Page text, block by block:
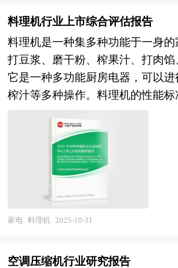
业发展规划的一个重要标志。中研
数据来源渠道，以及对规划结构的
最大限度的做到利用数据图表支撑
产业发展规划必须要具有较强的可
求规划必须要落脚到产业发展目录
有多年的产业研究经验，能够在
程中很好的将宏观的行业研究与微
合起来，让规划最终落脚到重点细
聚区和重点项目上。 时代走到今
为世界最热点的问题。世界上的各
外都共同讨论的主题是发展战略问
国家所走过的道路，我们从中应该
我们用什么样的眼光来看城市的发
战略是分层的，上到世界下到企业
大、市场研究最为深刻的行业研究
在公司多年研究结论的基础上，
的发展现状，通过公司资深研究团
讯进行整理分析，并且依托国家权
期市场监测的中研普华数据库，
暖器行业研究报告可以帮助投资者
市场现状，为投资者进行投资作出
挖掘投资价值，同时提出行业投资
等方面的建议。 本研究咨询报告
公司领衔撰写，在大量周密的市场
要依据了国家统计局、国家商务部
业信息中心、中国经济景气监测中
针对企业存在的特定问题给出相应
对于有意创业板上市的企业具有极
指导意义。
预警与情感陪伴价值的专业育儿科
质量发展、支撑生育友好型社会构
产业。 当前，中国母婴家电行业
动向技术驱动、从单品销售向场景
变革期。市场格局呈现"基础品类
品类爆发"的结构性分化，传统温
基础硬件增长放缓，而具备生物传
联网连接能力的健康管理类产品成
端，科学育儿支持成为决策首要考
从"功能需求"转向"系统解决方案"
倾向于构建"喂养-睡眠-护理"三大
统，产品从备孕阶段即开始前置性
造存量产品，在母婴冰箱、洗衣机
料理机行业上市综合评估报告
料理机是一种集多种功能于一身
打豆浆、磨干粉、榨果汁、打肉馅
它是一种多功能厨房电器，可以进
榨汁等多种操作。料理机的性能
等。 企业发展到一定阶段就会遇
题，而资本市场作为企业的主要融
融资效率高、规模大、限制条件少
于资本市场融资进限于创业板上市
板上市企业，企业的创业板上市问
键。 企业创业板上市有以下好处：
务； 2、扩大股东基础，使公司的
家电 料理机 2025-10-31
空调压缩机行业研究报告